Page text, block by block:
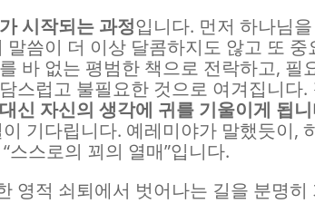
시작되는 과정입니다. 먼저 하나님
말씀이 더 이상 달콤하지도 않고 또
바 없는 평범한 책으로 전락하고, 필
스럽고 불필요한 것으로 여겨집니다
신 자신의 생각에 귀를 기울이게 됩
기다립니다. 예레미야가 말했듯이,
스스로의 꾀의 열매”입니다.
영적 쇠퇴에서 벗어나는 길을 분명히